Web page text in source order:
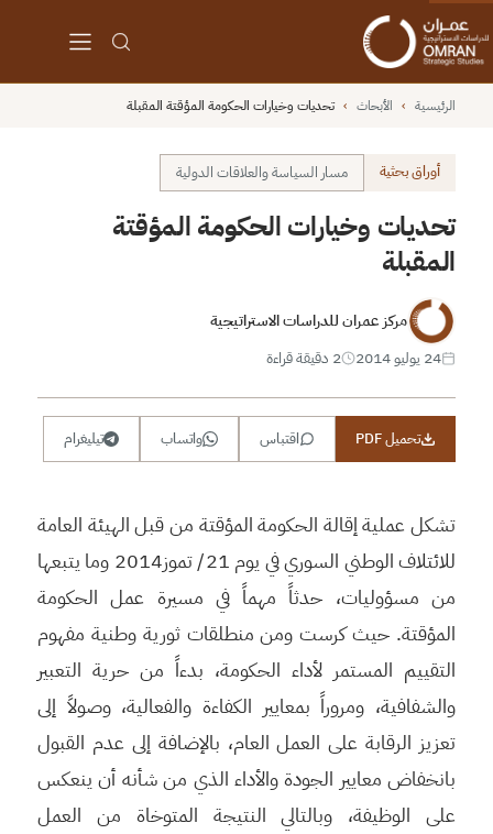
الرئيسية › الأبحاث › تحديات وخيارات الحكومة المؤقتة المقبلة
أوراق بحثية مسار السياسة والعلاقات الدولية
تحديات وخيارات الحكومة المؤقتة
المقبلة
مركز عمران للدراسات الاستراتيجية
24 يوليو 2014
2 دقيقة قراءة
تحميل PDF اقتباس واتساب تيليغرام
تشكل عملية إقالة الحكومة المؤقتة من قبل الهيئة العامة
للائتلاف الوطني السوري في يوم 21/ تموز2014 وما يتبعها
من مسؤوليات، حدثاً مهماً في مسيرة عمل الحكومة
المؤقتة. حيث كرست ومن منطلقات ثورية وطنية مفهوم
التقييم المستمر لأداء الحكومة، بدءاً من حرية التعبير
والشفافية، ومروراً بمعايير الكفاءة والفعالية، وصولاً إلى
تعزيز الرقابة على العمل العام، بالإضافة إلى عدم القبول
بانخفاض معايير الجودة والأداء الذي من شأنه أن ينعكس
على الوظيفة، وبالتالي النتيجة المتوخاة من العمل